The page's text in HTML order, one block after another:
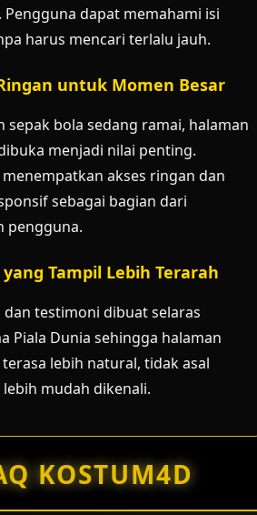
dapat memahami isi
harus mencari terlalu jauh.
untuk Momen Besar
sepak bola sedang ramai, halaman
menjadi nilai penting.
menempatkan akses ringan dan
sebagai bagian dari
pengguna.
Tampil Lebih Terarah
dan testimoni dibuat selaras
Piala Dunia sehingga halaman
terasa lebih natural, tidak asal
mudah dikenali.
KOSTUM4D